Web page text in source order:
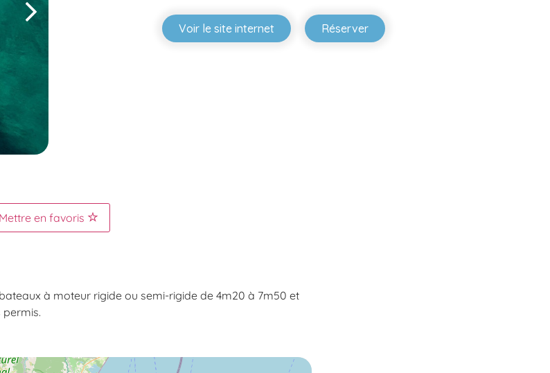
Voir le site internet Réserver
Mettre en favoris
à moteur rigide ou semi-rigide de 4m20 à 7m50 et
permis.